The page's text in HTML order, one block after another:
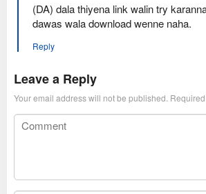
(DA) dala thiyena link walin try
dawas wala download wenne naha.
Reply
Leave a Reply
Your email address will not be published.